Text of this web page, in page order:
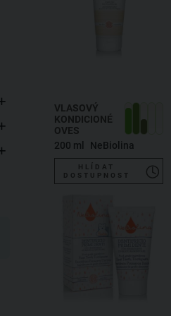
VLASOVÝ
KONDICIONÉR
OVES
200 ml
NeBiolina
HLÍDAT
DOSTUPNOST